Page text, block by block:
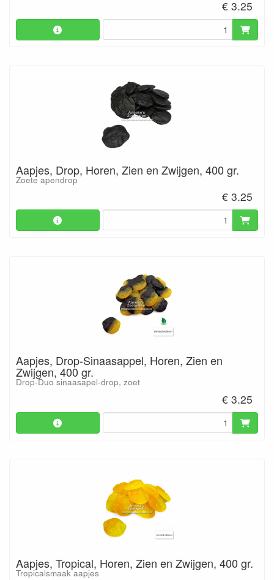
€ 3.25
Aapjes, Drop, Horen, Zien en Zwijgen, 400 gr.
Zoete apendrop
€ 3.25
Aapjes, Drop-Sinaasappel, Horen, Zien en
Zwijgen, 400 gr.
Drop-Duo sinaasapel-drop, zoet
€ 3.25
Aapjes, Tropical, Horen, Zien en Zwijgen, 400 gr.
Tropicalsmaak aapjes